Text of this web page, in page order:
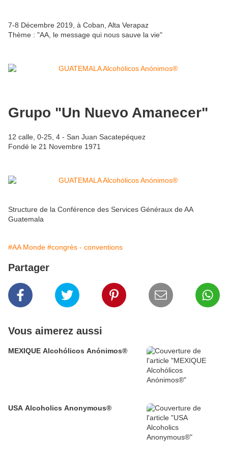
7-8 Décembre 2019, à Coban, Alta Verapaz
Thème : "AA, le message qui nous sauve la vie"
Grupo "Un Nuevo Amanecer"
12 calle, 0-25, 4 - San Juan Sacatepéquez
Fondé le 21 Novembre 1971
Structure de la Conférence des Services Généraux de AA
Guatemala
#AA Monde #congrès - conventions
Partager
Vous aimerez aussi
MEXIQUE Alcohólicos Anónimos®
USA Alcoholics Anonymous®